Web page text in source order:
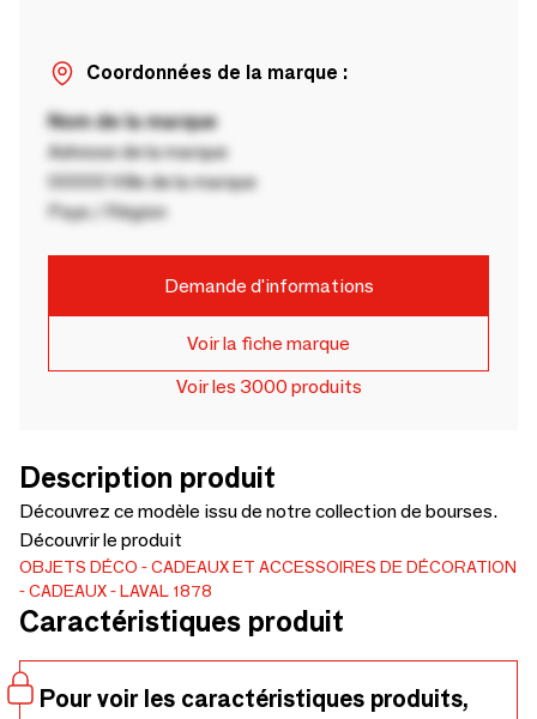
Coordonnées de la marque :
Nom de la marque
Adresse de la marque
00000 Ville de la marque
Pays / Région
Demande d'informations
Voir la fiche marque
Voir les 3000 produits
Description produit
Découvrez ce modèle issu de notre collection de bourses.
Découvrir le produit
OBJETS DÉCO
CADEAUX ET ACCESSOIRES DE DÉCORATION
CADEAUX
LAVAL 1878
Caractéristiques produit
Pour voir les caractéristiques produits,